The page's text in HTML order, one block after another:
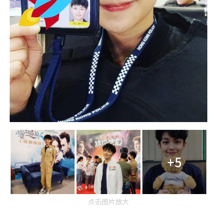
+5
点击图片放大